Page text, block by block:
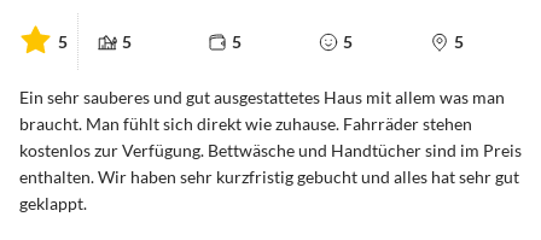
5 5 5 5 5
Ein sehr sauberes und gut ausgestattetes Haus mit allem was man
braucht. Man fühlt sich direkt wie zuhause. Fahrräder stehen
kostenlos zur Verfügung. Bettwäsche und Handtücher sind im Preis
enthalten. Wir haben sehr kurzfristig gebucht und alles hat sehr gut
geklappt.